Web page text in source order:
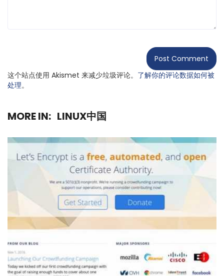
这个站点使用 Akismet 来减少垃圾评论。 了解你的评论数据如何被
处理。
MORE IN: LINUX中国